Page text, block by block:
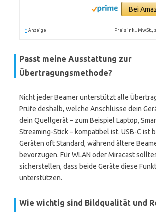
Bei
* Anzeige Preis inkl. MwSt.,
Passt meine Ausstattung zur
Übertragungsmethode?
Nicht jeder Beamer unterstützt alle
Prüfe deshalb, welche Anschlüsse dein
dein Quellgerät – zum Beispiel Laptop,
Streaming-Stick – kompatibel ist. USB-C ist
Geräten oft Standard, während ältere
bevorzugen. Für WLAN oder Miracast
sicherstellen, dass beide Geräte diese
unterstützen.
Wie wichtig sind Bildqualität und